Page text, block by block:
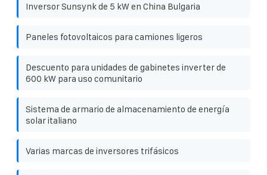
Inversor Sunsynk de 5 kW en China Bulgaria
Paneles fotovoltaicos para camiones ligeros
Descuento para unidades de gabinetes inverter de
600 kW para uso comunitario
Sistema de armario de almacenamiento de energía
solar italiano
Varias marcas de inversores trifásicos